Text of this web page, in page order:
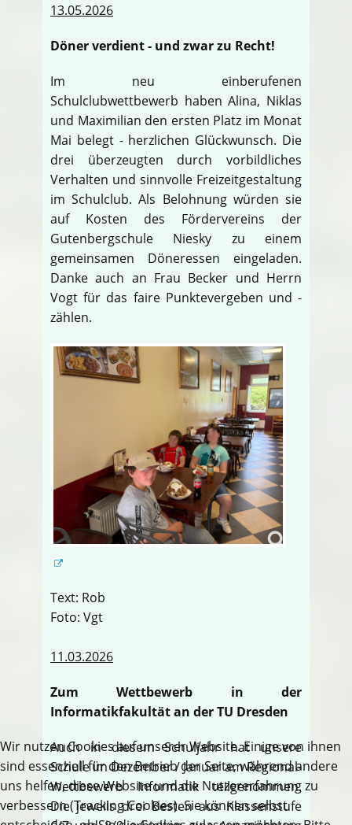
13.05.2026
Döner verdient - und zwar zu Recht!
Im neu einberufenen
Schulclubwettbewerb haben Alina, Niklas
und Maximilian den ersten Platz im Monat
Mai belegt - herzlichen Glückwunsch. Die
drei überzeugten durch vorbildliches
Verhalten und sinnvolle Freizeitgestaltung
im Schulclub. Als Belohnung würden sie
auf Kosten des Fördervereins der
Gutenbergschule Niesky zu einem
gemeinsamen Döneressen eingeladen.
Danke auch an Frau Becker und Herrn
Vogt für das faire Punktevergeben und -
zählen.
Text: Rob
Foto: Vgt
11.03.2026
Zum Wettbewerb in der
Informatikfakultät an der TU Dresden
Auch in diesem Schuljahr hat unsere
Schule im Dezember / Januar am Regional-
Wettbewerb Informatik teilgenommen.
Die jeweils drei Besten aus Klassenstufe
Wir nutzen Cookies auf unserer Website. Einige von ihnen
sind essenziell für den Betrieb der Seite, während andere
uns helfen, diese Website und die Nutzererfahrung zu
verbessern (Tracking Cookies). Sie können selbst